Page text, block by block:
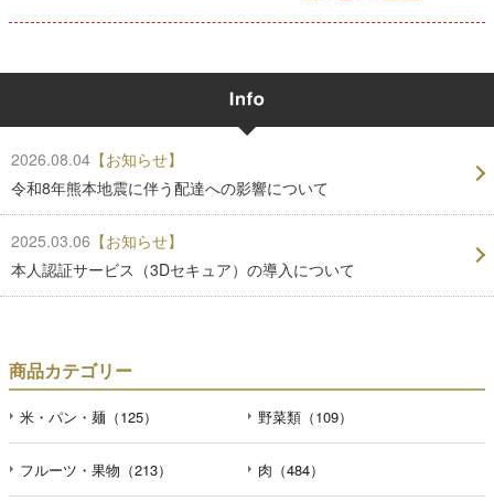
2026.08.04 【お知らせ】
令和8年熊本地震に伴う配達への影響について
2025.03.06 【お知らせ】
本人認証サービス（3Dセキュア）の導入について
商品カテゴリー
米・パン・麺（125） 野菜類（109）
フルーツ・果物（213） 肉（484）